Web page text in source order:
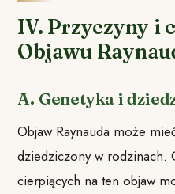
IV. Przyczyny i
Objawu
A. Genetyka i
Objaw Raynauda może
dziedziczony w rodzinach.
cierpiących na ten objaw